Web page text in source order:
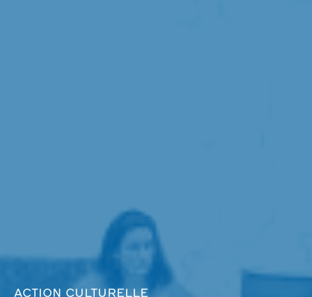
ACTION CULTURELLE